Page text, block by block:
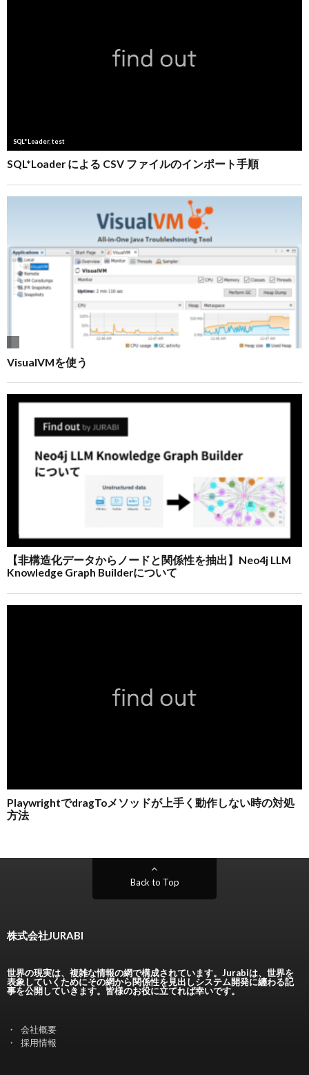
Back to Top
株式会社JURABI
世界の現実は、複雑な情報の網で構成されています。Jurabiは、世界を
表象していくためにその網から関係性を見出しシステム開発に纏わる記
事を公開していきます。皆様のお役に立てれば幸いです。
会社概要
採用情報